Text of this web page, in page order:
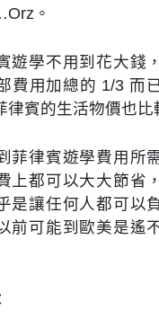
。
遊學不用到花大錢
費用加總的 1/3 而
律賓的生活物價也比
菲律賓遊學費用所
上都可以大大節省
是讓任何人都可以
前可能到歐美是遙